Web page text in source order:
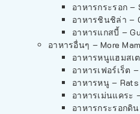
อาหารกระรอก –
อาหารชินชิล่า –
อาหารแกสบี้ –
อาหารอื่นๆ – More
อาหารหนูแฮมสเ
อาหารเฟอร์เร็ต
อาหารหนู – Rats
อาหารเม่นแคระ
อาหารกระรอกดิ